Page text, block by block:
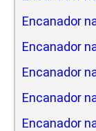
Encanador
Encanador
Encanador
Encanador
Encanador